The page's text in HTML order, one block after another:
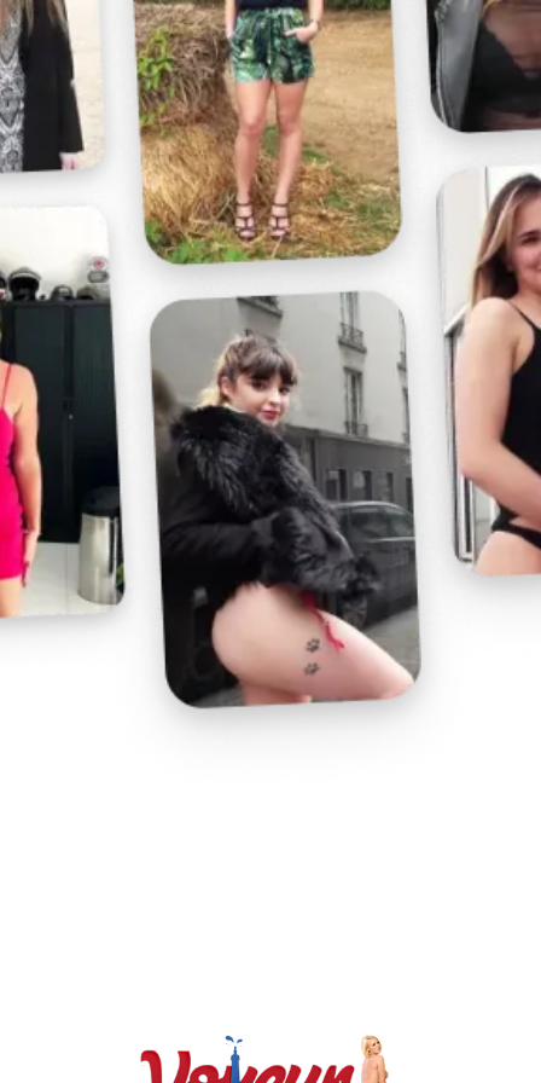
Profitez d'un essai 24h pour seulement 2€ !
Découvrir !
Basculer
navigation
VIDÉO À PROPOS
JE LUI ENFONCE MES DOIGTS !
00:40 - 2 504 vues
Video